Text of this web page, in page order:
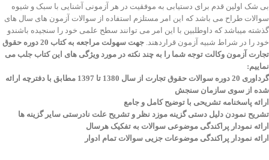
بی شک اولین قدم برای دستیابی به موفقیت در هر آزمونی آشنایی با سبک و شیوه
سوالات طراح می باشد که این امر مستلزم استفاده از سوالات آزمون های سال های
گذشته میباشد که داوطلبین با این امر می توانند سطح علمی خود را سنجیده باشندو
خود را در شراط شبیه آزمون قراردهند.
جهت سهولت مراجعه به کتاب 20 دوره حقوق
تجارت آزمون وکالت توجه شما را به چند نکته در مورد ویژگی های این کتاب جلب می
نماییم:
گرداوری 20 دوره سوالات حقوق تجارت از سال 1380 تا 1397 مطابق با دفترچه ارائه
شده از سوی سازمان سنجش
ارائه پاسخنامه تشریحی با توضیح کامل و جامع
تشریح نمودن دلیل دستی گزینه موزد نظر و تشریح علت نادرستی سایر گزینه ها
ارائه نمودار پراکندگی موضوعی سوالات به تفکیک هرسال
رائه نمودار پراکندگی موضوعات جزیی سوالات تمام ادوار